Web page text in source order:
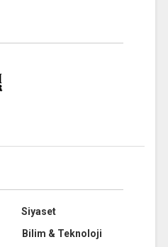
Siyaset
Bilim & Teknoloji